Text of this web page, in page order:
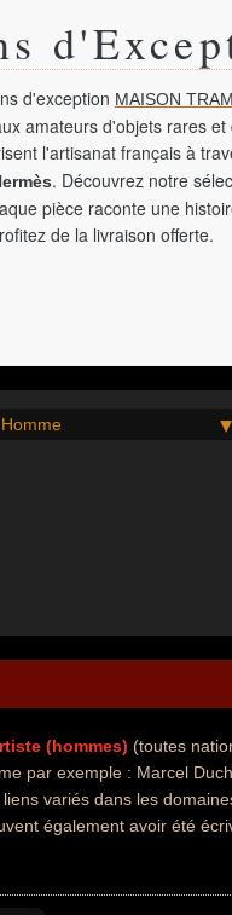
d'exception MAISON
amateurs d'objets rares
l'artisanat français à
. Découvrez notre
pièce raconte une
de la livraison offerte.
Homme
(hommes) (toutes
par exemple : Marcel
variés dans les
également avoir été